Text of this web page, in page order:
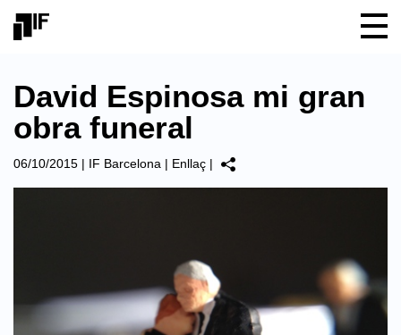
David Espinosa mi gran
obra funeral
06/10/2015 | IF Barcelona | Enllaç |